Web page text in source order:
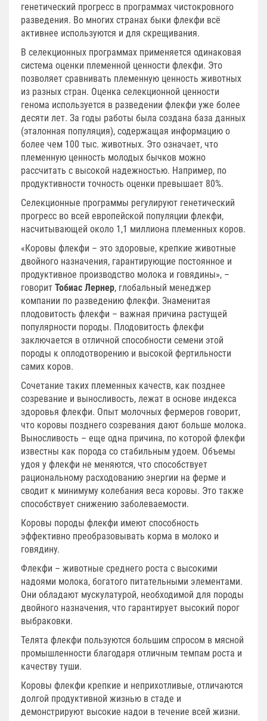
генетический прогресс в программах чистокровного
разведения. Во многих странах быки флекфи всё
активнее используются и для скрещивания.
В селекционных программах применяется одинаковая
система оценки племенной ценности флекфи. Это
позволяет сравнивать племенную ценность животных
из разных стран. Оценка селекционной ценности
генома используется в разведении флекфи уже более
десяти лет. За годы работы была создана база данных
(эталонная популяция), содержащая информацию о
более чем 100 тыс. животных. Это означает, что
племенную ценность молодых бычков можно
рассчитать с высокой надежностью. Например, по
продуктивности точность оценки превышает 80%.
Селекционные программы регулируют генетический
прогресс во всей европейской популяции флекфи,
насчитывающей около 1,1 миллиона племенных коров.
«Коровы флекфи – это здоровые, крепкие животные
двойного назначения, гарантирующие постоянное и
продуктивное производство молока и говядины», –
говорит Тобиас Лернер, глобальный менеджер
компании по разведению флекфи. Знаменитая
плодовитость флекфи – важная причина растущей
популярности породы. Плодовитость флекфи
заключается в отличной способности семени этой
породы к оплодотворению и высокой фертильности
самих коров.
Сочетание таких племенных качеств, как позднее
созревание и выносливость, лежат в основе индекса
здоровья флекфи. Опыт молочных фермеров говорит,
что коровы позднего созревания дают больше молока.
Выносливость – еще одна причина, по которой флекфи
известны как порода со стабильным удоем. Объемы
удоя у флекфи не меняются, что способствует
рациональному расходованию энергии на ферме и
сводит к минимуму колебания веса коровы. Это также
способствует снижению заболеваемости.
Коровы породы флекфи имеют способность
эффективно преобразовывать корма в молоко и
говядину.
Флекфи – животные среднего роста с высокими
надоями молока, богатого питательными элементами.
Они обладают мускулатурой, необходимой для породы
двойного назначения, что гарантирует высокий порог
выбраковки.
Телята флекфи пользуются большим спросом в мясной
промышленности благодаря отличным темпам роста и
качеству туши.
Коровы флекфи крепкие и неприхотливые, отличаются
долгой продуктивной жизнью в стаде и
демонстрируют высокие надои в течение всей жизни.